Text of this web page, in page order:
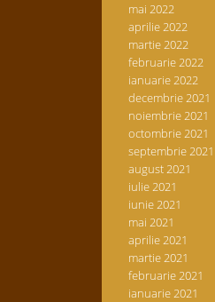
mai 2022
aprilie 2022
martie 2022
februarie 2022
ianuarie 2022
decembrie 2021
noiembrie 2021
octombrie 2021
septembrie 2021
august 2021
iulie 2021
iunie 2021
mai 2021
aprilie 2021
martie 2021
februarie 2021
ianuarie 2021